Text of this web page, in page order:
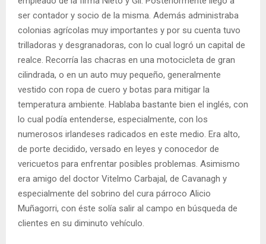
ser contador y socio de la misma. Además administraba
colonias agrícolas muy importantes y por su cuenta tuvo
trilladoras y desgranadoras, con lo cual logró un capital de
realce. Recorría las chacras en una motocicleta de gran
cilindrada, o en un auto muy pequeño, generalmente
vestido con ropa de cuero y botas para mitigar la
temperatura ambiente. Hablaba bastante bien el inglés, con
lo cual podía entenderse, especialmente, con los
numerosos irlandeses radicados en este medio. Era alto,
de porte decidido, versado en leyes y conocedor de
vericuetos para enfrentar posibles problemas. Asimismo
era amigo del doctor Vitelmo Carbajal, de Cavanagh y
especialmente del sobrino del cura párroco Alicio
Muñagorri, con éste solía salir al campo en búsqueda de
clientes en su diminuto vehículo.